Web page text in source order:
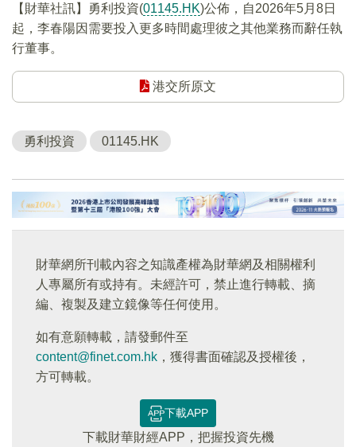
​【財華社訊】勇利投資(01145.HK)公佈，自2026年5月8日
起，李春陽因需要投入更多時間處理彼之其他業務而辭任執
行董事。
港交所原文
勇利投資 01145.HK
財華網所刊載內容之知識產權為財華網及相關權利
人專屬所有或持有。未經許可，禁止進行轉載、摘
編、複製及建立鏡像等任何使用。
如有意願轉載，請發郵件至
content@finet.com.hk ，獲得書面確認及授權後，
方可轉載。
下載APP
下載財華財經APP，把握投資先機